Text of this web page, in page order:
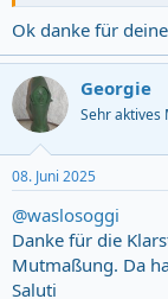
reserviert....was
1 Woche später
tagelanger
Ok danke für
Georgie
Sehr aktives
08. Juni 2025
@waslosoggi
Danke für die
Mutmaßung. Da
Saluti